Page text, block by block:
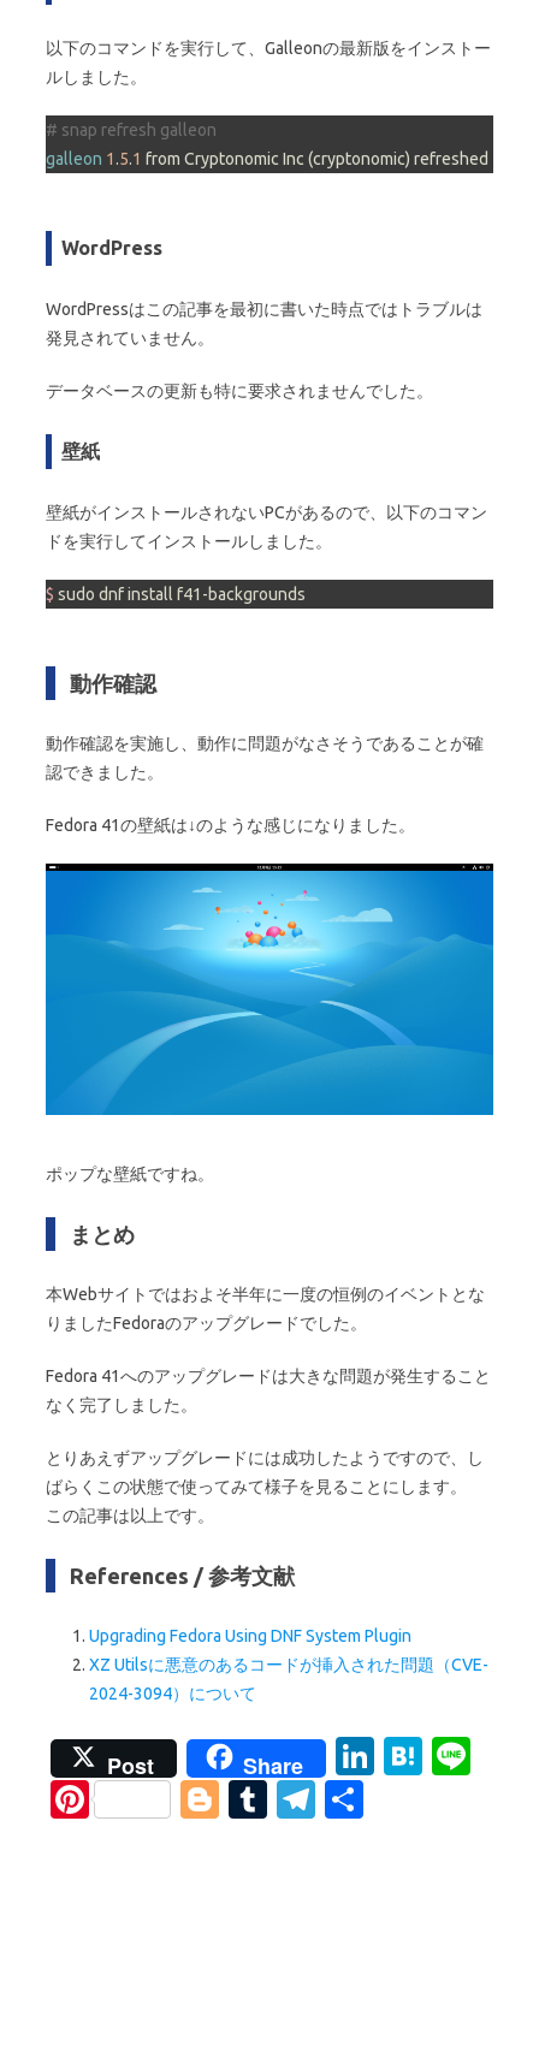
以下のコマンドを実行して、Galleonの最新版をインストー
ルしました。
# snap refresh galleon
galleon 1 .5.1 from Cryptonomic Inc (cryptonomic) refreshed
WordPress
WordPressはこの記事を最初に書いた時点ではトラブルは
発見されていません。
データベースの更新も特に要求されませんでした。
壁紙
壁紙がインストールされないPCがあるので、以下のコマン
ドを実行してインストールしました。
$ sudo dnf install f41-backgrounds
動作確認
動作確認を実施し、動作に問題がなさそうであることが確
認できました。
Fedora 41の壁紙は↓のような感じになりました。
ポップな壁紙ですね。
まとめ
本Webサイトではおよそ半年に一度の恒例のイベントとな
りましたFedoraのアップグレードでした。
Fedora 41へのアップグレードは大きな問題が発生すること
なく完了しました。
とりあえずアップグレードには成功したようですので、し
ばらくこの状態で使ってみて様子を見ることにします。
この記事は以上です。
References / 参考文献
Upgrading Fedora Using DNF System Plugin
XZ Utilsに悪意のあるコードが挿入された問題（CVE-
2024-3094）について
Post Share
Li
H
Pi
Bl
T
T